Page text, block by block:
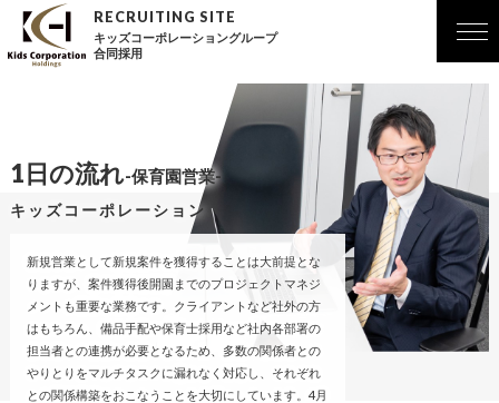
キッズコーポレーショングループ
合同採用
1日の流れ-保育園営業-
キッズコーポレーション
新規営業として新規案件を獲得することは大前提とな
りますが、案件獲得後開園までのプロジェクトマネジ
メントも重要な業務です。クライアントなど社外の方
はもちろん、備品手配や保育士採用など社内各部署の
担当者との連携が必要となるため、多数の関係者との
やりとりをマルチタスクに漏れなく対応し、それぞれ
との関係構築をおこなうことを大切にしています。4月